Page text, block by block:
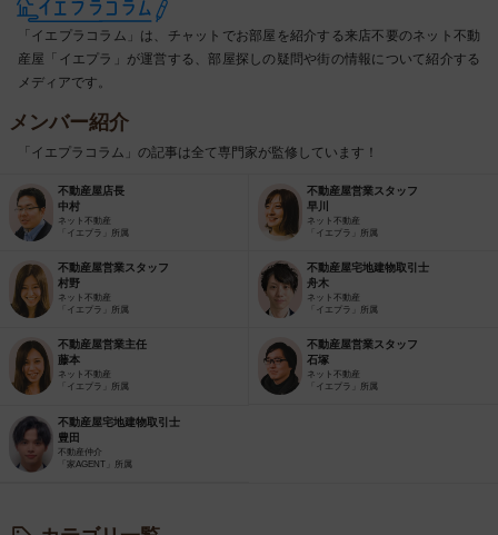
「イエプラコラム」は、チャットでお部屋を紹介する来店不要のネット不動
産屋「イエプラ」が運営する、部屋探しの疑問や街の情報について紹介する
メディアです。
メンバー紹介
「イエプラコラム」の記事は全て専門家が監修しています！
不動産屋店長
中村
ネット不動産
「イエプラ」所属
不動産屋営業スタッフ
早川
ネット不動産
「イエプラ」所属
不動産屋営業スタッフ
村野
ネット不動産
「イエプラ」所属
不動産屋宅地建物取引士
舟木
ネット不動産
「イエプラ」所属
不動産屋営業主任
藤本
ネット不動産
「イエプラ」所属
不動産屋営業スタッフ
石塚
ネット不動産
「イエプラ」所属
不動産屋宅地建物取引士
豊田
不動産仲介
「家AGENT」所属